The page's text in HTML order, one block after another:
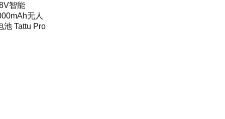
智能
无人
池 Tattu Pro